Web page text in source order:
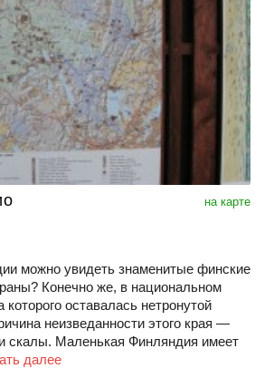
на карте
можно увидеть знаменитые финские
Конечно же, в национальном
оставалась нетронутой
неизведанности этого края —
скалы. Маленькая Финляндия имеет
далее